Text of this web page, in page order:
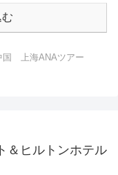
上海ANAツアー
＆ヒルトンホテル